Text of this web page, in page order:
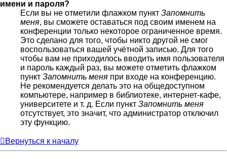
имени и пароля?
Если вы не отметили флажком пункт Запомнить
меня, вы сможете оставаться под своим именем на
конференции только некоторое ограниченное время.
Это сделано для того, чтобы никто другой не смог
воспользоваться вашей учётной записью. Для того
чтобы вам не приходилось вводить имя пользователя
и пароль каждый раз, вы можете отметить флажком
пункт Запомнить меня при входе на конференцию.
Не рекомендуется делать это на общедоступном
компьютере, например в библиотеке, интернет-кафе,
университете и т. д. Если пункт Запомнить меня
отсутствует, это значит, что администратор отключил
эту функцию.
Вернуться к началу